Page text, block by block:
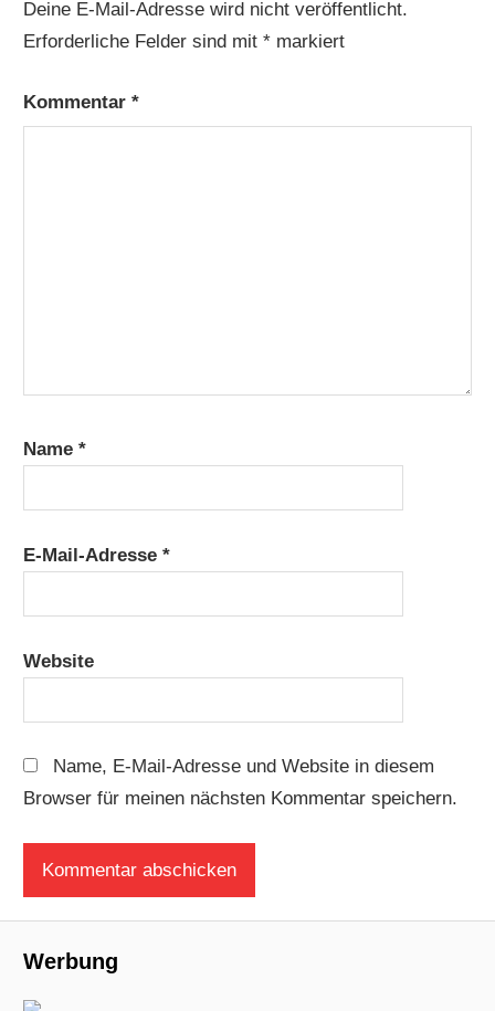
Deine E-Mail-Adresse wird nicht veröffentlicht.
Erforderliche Felder sind mit* markiert
Kommentar*
Name*
E-Mail-Adresse*
Website
Name, E-Mail-Adresse und Website in diesem
Browser für meinen nächsten Kommentar speichern.
Werbung